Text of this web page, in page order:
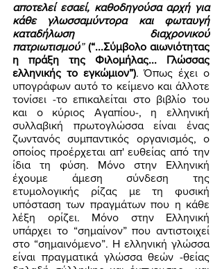
αποτελεί εσαεί, καθοδηγούσα αρχή για
κάθε γλωσσαμύντορα και φωταυγή
καταδήλωση διαχρονικού
πατριωτισμού” (“...Σύμβολο αιωνιότητας
η πράξη της Φιλομήλας... Γλώσσας
ελληνικής το εγκώμιον”). Όπως έχει ο
υπογράφων αυτό το κείμενο και άλλοτε
τονίσει -το επικαλείται στο βιβλίο του
και ο κύριος Αγαπίου-, η ελληνική
συλλαβική πρωτογλώσσα είναι ένας
ζωντανός συμπαντικός οργανισμός, ο
οποίος προέρχεται απ' ευθείας από την
ίδια τη φύση. Μόνο στην Ελληνική
έχουμε άμεση σύνδεση της
ετυμολογικής ρίζας με τη φυσική
υπόσταση των πραγμάτων που η κάθε
λέξη ορίζει. Μόνο στην Ελληνική
υπάρχει το “σημαίνον” που αντιστοιχεί
στο “σημαινόμενο”. Η ελληνική γλώσσα
είναι πραγματικά γλώσσα θεών -θείας